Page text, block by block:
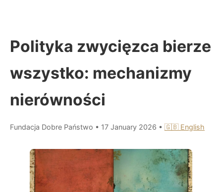
Polityka zwycięzca bierze
wszystko: mechanizmy
nierówności
Fundacja Dobre Państwo • 17 January 2026 • 🇬🇧 English